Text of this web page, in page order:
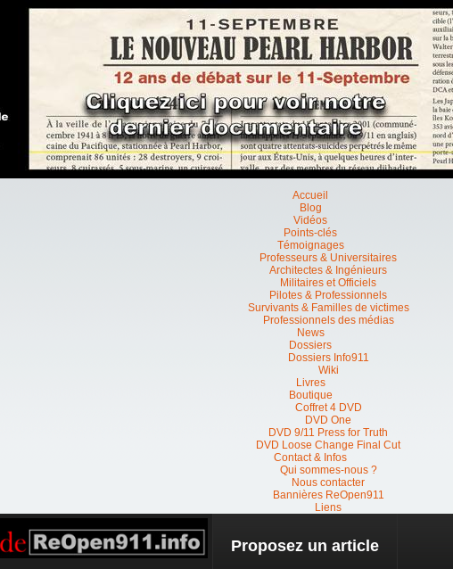
Accueil
Blog
Vidéos
Points-clés
Témoignages
Professeurs & Universitaires
Architectes & Ingénieurs
Militaires et Officiels
Pilotes & Professionnels
Survivants & Familles de victimes
Professionnels des médias
News
Dossiers
Dossiers Info911
Wiki
Livres
Boutique
Coffret 4 DVD
DVD One
DVD 9/11 Press for Truth
DVD Loose Change Final Cut
Contact & Infos
Qui sommes-nous ?
Nous contacter
Bannières ReOpen911
Liens
Proposez un article